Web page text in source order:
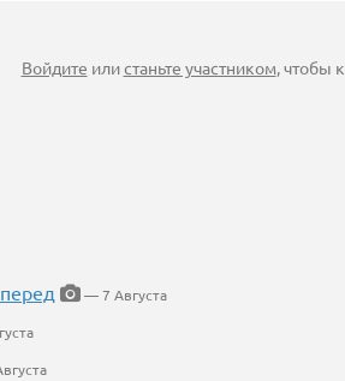
Войдите илистаньте участником, чтобы
— 7 Августа